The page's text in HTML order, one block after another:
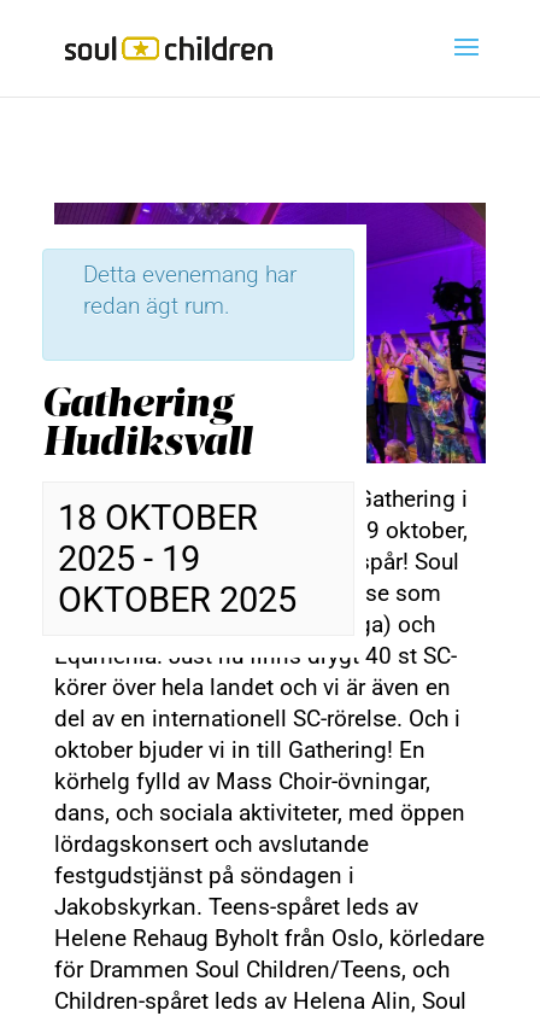
Detta evenemang har
redan ägt rum.
Gathering
Hudiksvall
18 OKTOBER
2025- 19
OKTOBER 2025
Välkommen på Soul Children-Gathering i
Jakobs kyrka i Hudiksvall 18-19 oktober,
med Teens-spår och Children-spår! Soul
Children är en ekumenisk rörelse som
drivs av Salt (EFS barn och unga) och
Equmenia. Just nu finns drygt 40 st SC-
körer över hela landet och vi är även en
del av en internationell SC-rörelse. Och i
oktober bjuder vi in till Gathering! En
körhelg fylld av Mass Choir-övningar,
dans, och sociala aktiviteter, med öppen
lördagskonsert och avslutande
festgudstjänst på söndagen i
Jakobskyrkan. Teens-spåret leds av
Helene Rehaug Byholt från Oslo, körledare
för Drammen Soul Children/Teens, och
Children-spåret leds av Helena Alin, Soul